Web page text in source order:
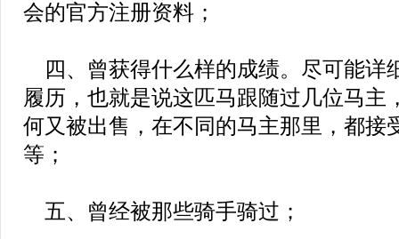
会的官方注册资料；
四、曾获得什么样的成绩。尽可能详
履历，也就是说这匹马跟随过几位马主
何又被出售，在不同的马主那里，都接
等；
五、曾经被那些骑手骑过；